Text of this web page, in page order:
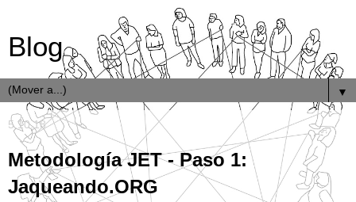
Blog
▼
5.10.18
Metodología JET - Paso 1:
Jaqueando.ORG